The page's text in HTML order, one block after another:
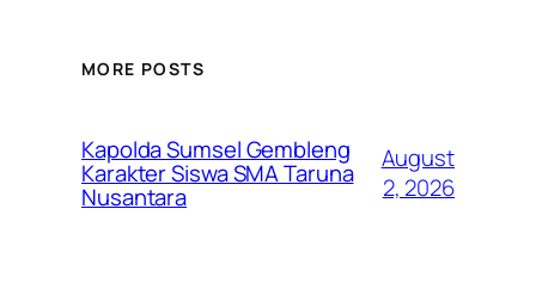
MORE POSTS
Kapolda Sumsel Gembleng
Karakter Siswa SMA Taruna
Nusantara
August
2, 2026